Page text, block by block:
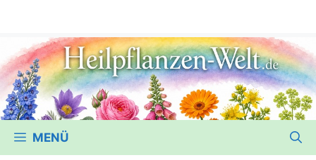
MENÜ